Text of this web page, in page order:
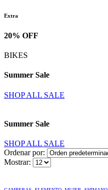
Extra
20% OFF
BIKES
Summer Sale
SHOP ALL SALE
Summer Sale
SHOP ALL SALE
Ordenar por:
Mostrar: